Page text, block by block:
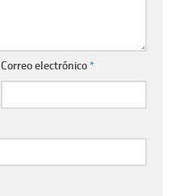
Correo electrónico*